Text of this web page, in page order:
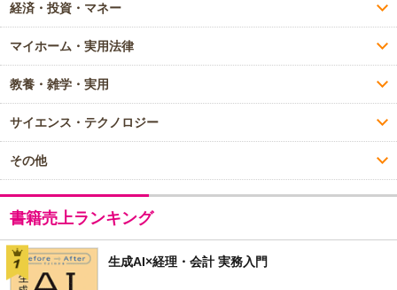
経済・投資・マネー
マイホーム・実用法律
教養・雑学・実用
サイエンス・テクノロジー
その他
書籍売上ランキング
生成AI×経理・会計 実務入門